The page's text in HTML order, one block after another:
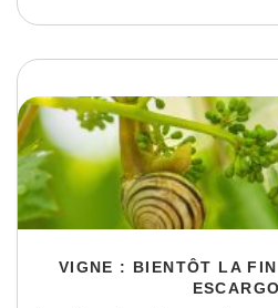
VIGNE : BIENTÔT LA